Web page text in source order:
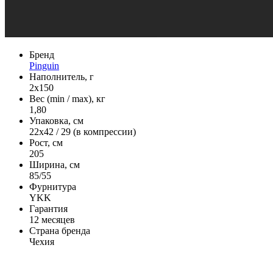
Бренд
Pinguin
Наполнитель, г
2x150
Вес (min / max), кг
1,80
Упаковка, см
22x42 / 29 (в компрессии)
Рост, см
205
Ширина, см
85/55
Фурнитура
YKK
Гарантия
12 месяцев
Страна бренда
Чехия